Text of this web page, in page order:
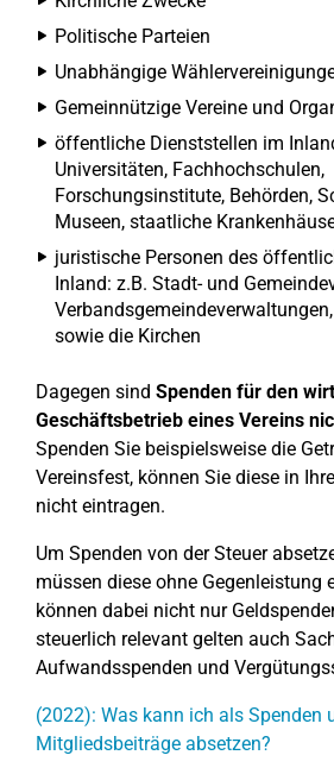
Politische Parteien
Unabhängige
Gemeinnützige Vereine und
öffentliche Dienststellen im
Universitäten, Fachhochschulen,
Forschungsinstitute, Behörden,
Museen, staatliche
juristische Personen des
Inland: z.B. Stadt- und
sowie die Kirchen
Dagegen sind Spenden für den
Geschäftsbetrieb eines Vereins
Spenden Sie beispielsweise die
Vereinsfest, können Sie diese in
nicht eintragen.
Um Spenden von der Steuer
müssen diese ohne Gegenleistung
können dabei nicht nur
steuerlich relevant gelten auch
Aufwandsspenden und
(2022): Was kann ich als Spenden
Mitgliedsbeiträge absetzen?